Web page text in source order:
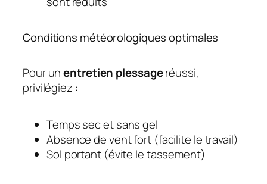
Conditions météorologiques optimales
Pour unentretien plessageréussi,
privilégiez :
Temps sec et sans gel
Absence de vent fort (facilite le travail)
Sol portant (évite le tassement)